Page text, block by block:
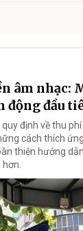
âm nhạc:
động đầu
định về thu
cách thích
thiện hướng